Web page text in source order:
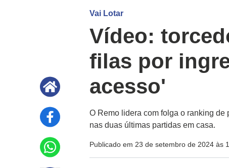
Vai Lotar
Vídeo:
filas por
acesso'
O Remo lidera com folga o ranking
nas duas últimas partidas em casa.
Publicado em 23 de setembro de 2024 às